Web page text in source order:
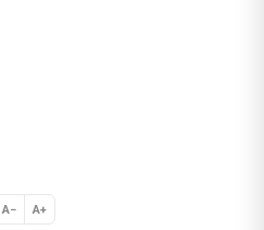
A− A+
Normal